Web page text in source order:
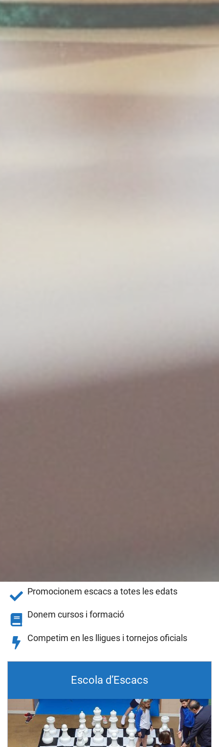
Promocionem escacs a totes les edats
Donem cursos i formació
Competim en les lligues i tornejos oficials
Escola d’Escacs